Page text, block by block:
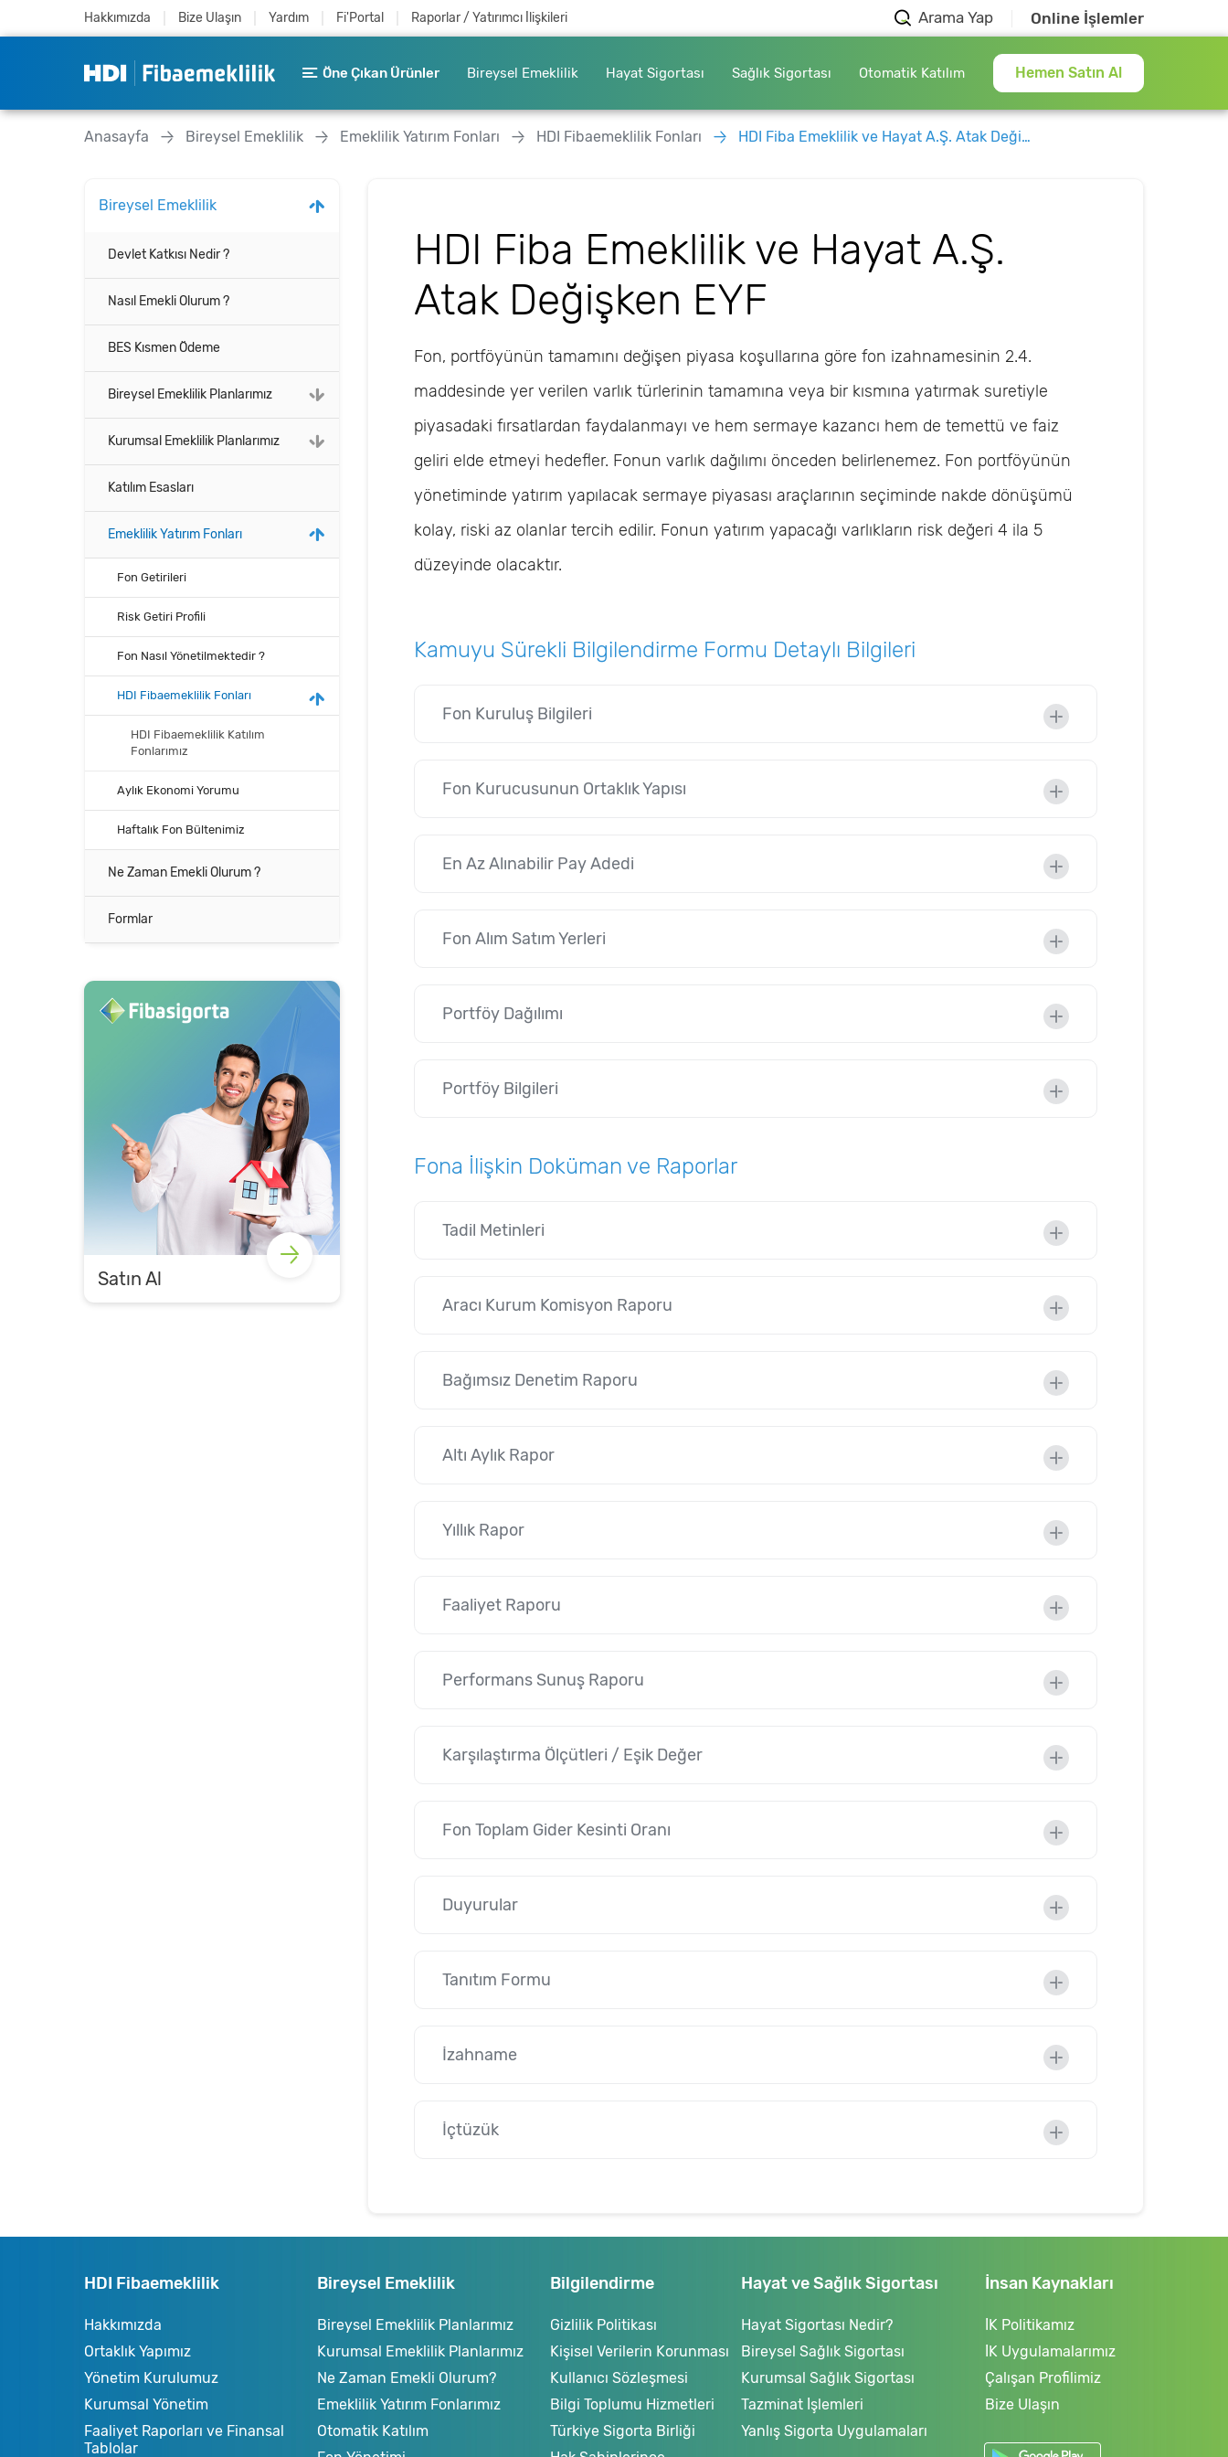
Hakkımızda Bize Ulaşın Yardım Fi'Portal Raporlar / Yatırımcı İlişkileri Online İşlemler
Arama Yap
Öne Çıkan Ürünler Bireysel Emeklilik Hayat Sigortası Sağlık Sigortası Otomatik Katılım Hemen Satın Al
Anasayfa Bireysel Emeklilik Emeklilik Yatırım Fonları HDI Fibaemeklilik Fonları HDI Fiba Emeklilik ve Hayat A.Ş. Atak Değişken EYF
Bireysel Emeklilik
Devlet Katkısı Nedir ?
Nasıl Emekli Olurum ?
BES Kısmen Ödeme
Bireysel Emeklilik Planlarımız
Kurumsal Emeklilik Planlarımız
Katılım Esasları
Emeklilik Yatırım Fonları
Fon Getirileri
Risk Getiri Profili
Fon Nasıl Yönetilmektedir ?
HDI Fibaemeklilik Fonları
HDI Fibaemeklilik Katılım
Fonlarımız
Aylık Ekonomi Yorumu
Haftalık Fon Bültenimiz
Ne Zaman Emekli Olurum ?
Formlar
Satın Al
HDI Fiba Emeklilik ve Hayat A.Ş.
Atak Değişken EYF
Fon, portföyünün tamamını değişen piyasa koşullarına göre fon izahnamesinin 2.4.
maddesinde yer verilen varlık türlerinin tamamına veya bir kısmına yatırmak suretiyle
piyasadaki fırsatlardan faydalanmayı ve hem sermaye kazancı hem de temettü ve faiz
geliri elde etmeyi hedefler. Fonun varlık dağılımı önceden belirlenemez. Fon portföyünün
yönetiminde yatırım yapılacak sermaye piyasası araçlarının seçiminde nakde dönüşümü
kolay, riski az olanlar tercih edilir. Fonun yatırım yapacağı varlıkların risk değeri 4 ila 5
düzeyinde olacaktır.
Kamuyu Sürekli Bilgilendirme Formu Detaylı Bilgileri
Fon Kuruluş Bilgileri
Fon Kurucusunun Ortaklık Yapısı
En Az Alınabilir Pay Adedi
Fon Alım Satım Yerleri
Portföy Dağılımı
Portföy Bilgileri
Fona İlişkin Doküman ve Raporlar
Tadil Metinleri
Aracı Kurum Komisyon Raporu
Bağımsız Denetim Raporu
Altı Aylık Rapor
Yıllık Rapor
Faaliyet Raporu
Performans Sunuş Raporu
Karşılaştırma Ölçütleri / Eşik Değer
Fon Toplam Gider Kesinti Oranı
Duyurular
Tanıtım Formu
İzahname
İçtüzük
HDI Fibaemeklilik
Hakkımızda
Ortaklık Yapımız
Yönetim Kurulumuz
Kurumsal Yönetim
Faaliyet Raporları ve Finansal
Tablolar
Bireysel Emeklilik
Bireysel Emeklilik Planlarımız
Kurumsal Emeklilik Planlarımız
Ne Zaman Emekli Olurum?
Emeklilik Yatırım Fonlarımız
Otomatik Katılım
Bilgilendirme
Gizlilik Politikası
Kişisel Verilerin Korunması
Kullanıcı Sözleşmesi
Bilgi Toplumu Hizmetleri
Türkiye Sigorta Birliği
Hayat ve Sağlık Sigortası
Hayat Sigortası Nedir?
Bireysel Sağlık Sigortası
Kurumsal Sağlık Sigortası
Tazminat İşlemleri
Yanlış Sigorta Uygulamaları
İnsan Kaynakları
İK Politikamız
İK Uygulamalarımız
Çalışan Profilimiz
Bize Ulaşın